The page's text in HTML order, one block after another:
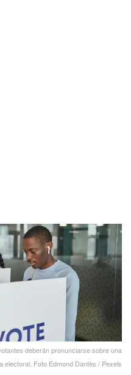
deberán pronunciarse sobre una
electoral. Foto Edmond Dantès / Pexels